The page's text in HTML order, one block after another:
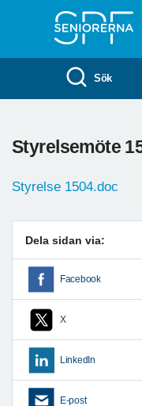
Sök
Styrelsemöte
Styrelse 1504.doc
Dela sidan via:
Facebook
X
LinkedIn
E-post